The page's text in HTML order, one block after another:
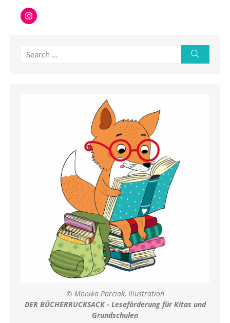
Instagram
Search
© Monika Parciak, Illustration
DER BÜCHERRUCKSACK - Leseförderung für Kitas und
Grundschulen